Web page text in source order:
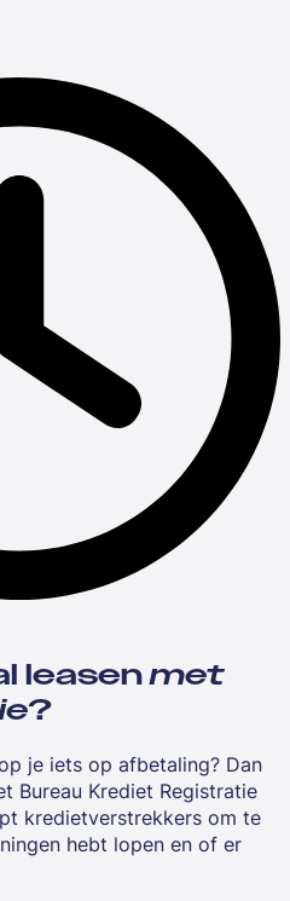
leasenmet
?
je iets op afbetaling? Dan
Bureau Krediet Registratie
kredietverstrekkers om te
hebt lopen en of er